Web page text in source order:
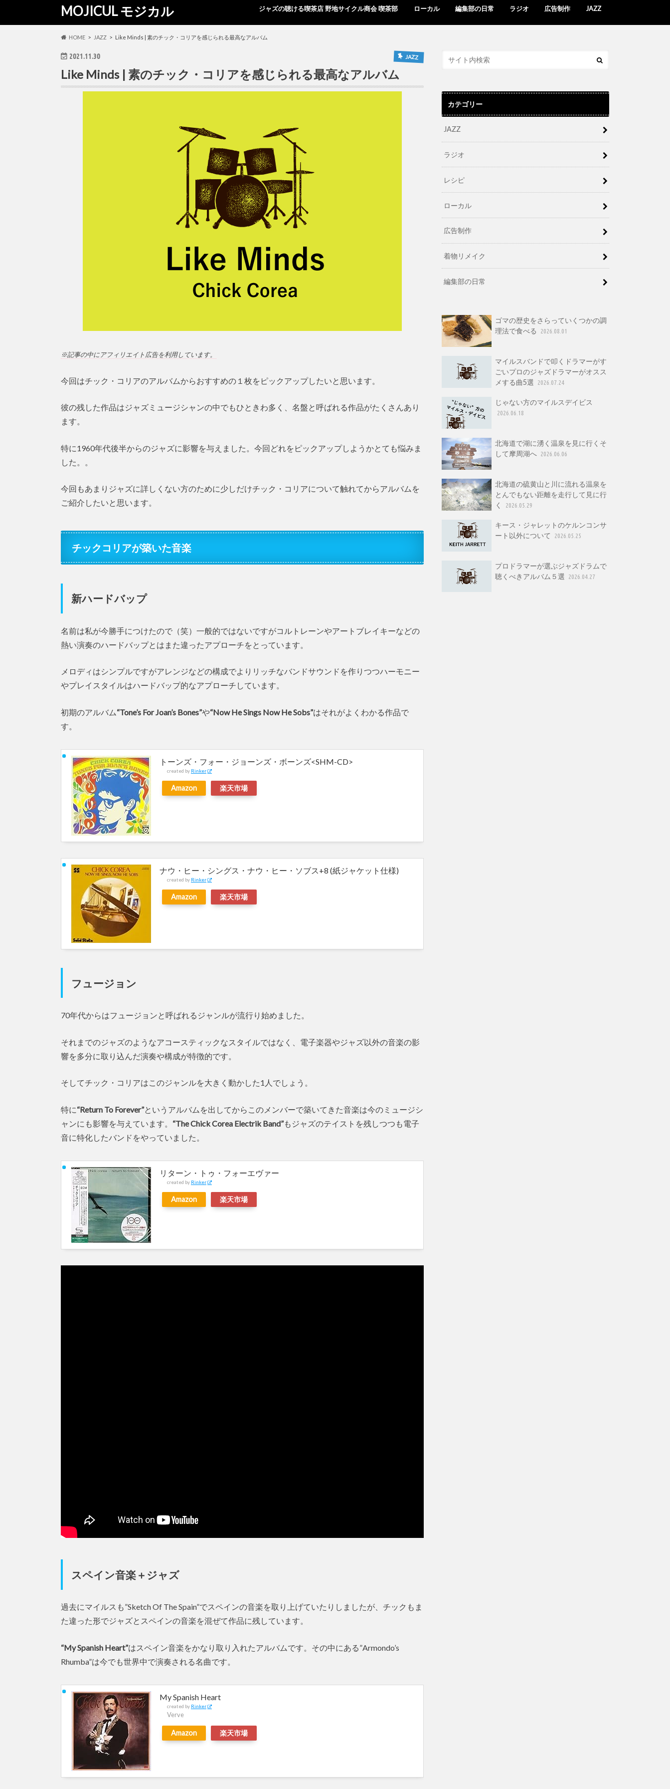
MOJICUL モジカル ジャズの聴ける喫茶店 野地サイクル商会 喫茶部 ローカル 編集部の日常 ラジオ 広告制作 JAZZ
HOME JAZZ Like Minds | 素のチック・コリアを感じられる最高なアルバム
2021.11.30 JAZZ
Like Minds | 素のチック・コリアを感じられる最高なアルバム
※記事の中にアフィリエイト広告を利用しています。
今回はチック・コリアのアルバムからおすすめの１枚をピックアップしたいと思います。
彼の残した作品はジャズミュージシャンの中でもひときわ多く、名盤と呼ばれる作品がたくさんあり
ます。
特に1960年代後半からのジャズに影響を与えました。今回どれをピックアップしようかとても悩みま
した。。
今回もあまりジャズに詳しくない方のために少しだけチック・コリアについて触れてからアルバムを
ご紹介したいと思います。
チックコリアが築いた音楽
新ハードバップ
名前は私が今勝手につけたので（笑）一般的ではないですがコルトレーンやアートブレイキーなどの
熱い演奏のハードバップとはまた違ったアプローチをとっています。
メロディはシンプルですがアレンジなどの構成でよりリッチなバンドサウンドを作りつつハーモニー
やプレイスタイルはハードバップ的なアプローチしています。
初期のアルバム“Tone’s For Joan’s Bones”や“Now He Sings Now He Sobs”はそれがよくわかる作品で
す。
トーンズ・フォー・ジョーンズ・ボーンズ<SHM-CD>
created by Rinker
Amazon 楽天市場
ナウ・ヒー・シングス・ナウ・ヒー・ソブス+8 (紙ジャケット仕様)
created by Rinker
Amazon 楽天市場
フュージョン
70年代からはフュージョンと呼ばれるジャンルが流行り始めました。
それまでのジャズのようなアコースティックなスタイルではなく、電子楽器やジャズ以外の音楽の影
響を多分に取り込んだ演奏や構成が特徴的です。
そしてチック・コリアはこのジャンルを大きく動かした1人でしょう。
特に“Return To Forever”というアルバムを出してからこのメンバーで築いてきた音楽は今のミュージシ
ャンにも影響を与えています。 “The Chick Corea Electrik Band”もジャズのテイストを残しつつも電子
音に特化したバンドをやっていました。
リターン・トゥ・フォーエヴァー
created by Rinker
Amazon 楽天市場
スペイン音楽＋ジャズ
過去にマイルスも”Sketch Of The Spain”でスペインの音楽を取り上げていたりしましたが、チックもま
た違った形でジャズとスペインの音楽を混ぜて作品に残しています。
“My Spanish Heart”はスペイン音楽をかなり取り入れたアルバムです。その中にある”Armondo’s
Rhumba”は今でも世界中で演奏される名曲です。
My Spanish Heart
created by Rinker
Verve
Amazon 楽天市場
カテゴリー
JAZZ
ラジオ
レシピ
ローカル
広告制作
着物リメイク
編集部の日常
ゴマの歴史をさらっていくつかの調
理法で食べる
2026.08.01
マイルスバンドで叩くドラマーがす
ごいプロのジャズドラマーがオスス
メする曲5選
2026.07.24
じゃない方のマイルスデイビス
2026.06.18
北海道で湖に湧く温泉を見に行くそ
して摩周湖へ 2026.06.06
北海道の硫黄山と川に流れる温泉を
とんでもない距離を走行して見に行
く
2026.05.29
キース・ジャレットのケルンコンサ
ート以外について
2026.05.25
プロドラマーが選ぶジャズドラムで
聴くべきアルバム５選
2026.04.27